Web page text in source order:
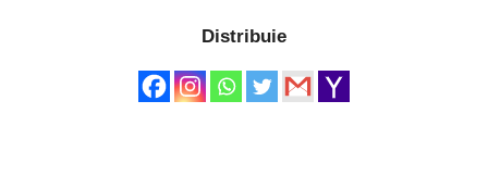
Distribuie